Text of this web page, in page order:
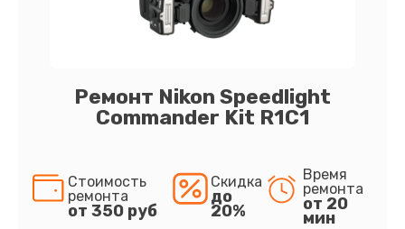
Ремонт Nikon Speedlight
Commander Kit R1C1
Стоимость
ремонта
от 350 руб
Скидка
до
20%
Время
ремонта
от 20
мин